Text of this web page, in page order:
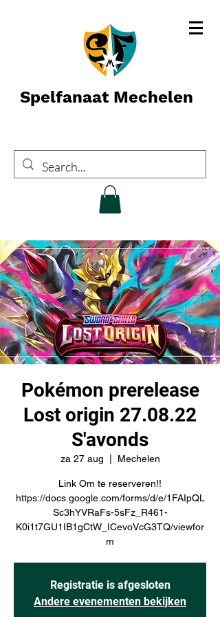
Spelfanaat Mechelen
Pokémon prerelease
Lost origin 27.08.22
S'avonds
za 27 aug Mechelen
Link Om te reserveren!!
https://docs.google.com/forms/d/e/1FAIpQL
Sc3hYVRaFs-5sFz_R461-
K0i1t7GU1IB1gCtW_ICevoVcG3TQ/viewfor
m
Registratie is afgesloten
Andere evenementen bekijken